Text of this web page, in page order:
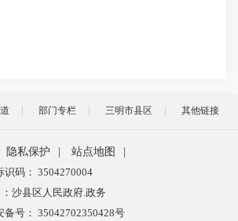
部门专栏 三明市县区 其他链接
隐私保护 站点地图
识码： 3504270004
沙县区人民政府.政务
备号： 35042702350428号